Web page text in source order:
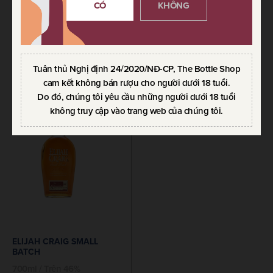
CÓ KHÔNG
Tuân thủ Nghị định 24/2020/NĐ-CP, The Bottle Shop
cam kết không bán rượu cho người dưới 18 tuổi.
Do đó, chúng tôi yêu cầu những người dưới 18 tuổi
không truy cập vào trang web của chúng tôi.
ELIJAH CRAIG 12 YO
700ml / Trên 46%
LIÊN HỆ
ELIJAH CRAIG BARREL
ELIJAH CRAIG SMALL
BATCH